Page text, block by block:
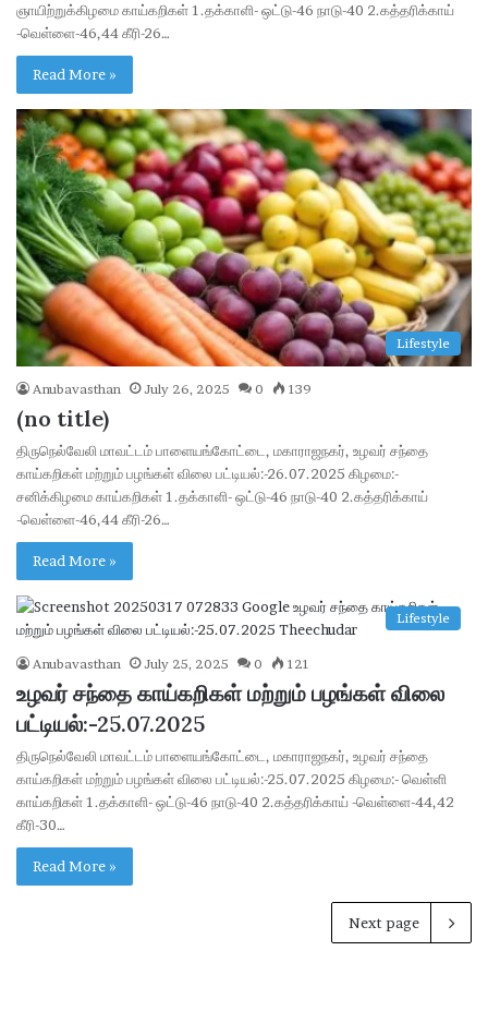
ஞாயிற்றுக்கிழமை காய்கறிகள் 1.தக்காளி- ஒட்டு-46 நாடு-40 2.கத்தரிக்காய்
-வெள்ளை-46,44 கீரி-26…
Read More »
Lifestyle
Anubavasthan July 26, 2025 0 139
(no title)
திருநெல்வேலி மாவட்டம் பாளையங்கோட்டை, மகாராஜநகர், உழவர் சந்தை
காய்கறிகள் மற்றும் பழங்கள் விலை பட்டியல்:-26.07.2025 கிழமை:-
சனிக்கிழமை காய்கறிகள் 1.தக்காளி- ஒட்டு-46 நாடு-40 2.கத்தரிக்காய்
-வெள்ளை-46,44 கீரி-26…
Read More »
Lifestyle
Anubavasthan July 25, 2025 0 121
உழவர் சந்தை காய்கறிகள் மற்றும் பழங்கள் விலை
பட்டியல்:-25.07.2025
திருநெல்வேலி மாவட்டம் பாளையங்கோட்டை, மகாராஜநகர், உழவர் சந்தை
காய்கறிகள் மற்றும் பழங்கள் விலை பட்டியல்:-25.07.2025 கிழமை:- வெள்ளி
காய்கறிகள் 1.தக்காளி- ஒட்டு-46 நாடு-40 2.கத்தரிக்காய் -வெள்ளை-44,42
கீரி-30…
Read More »
Next page